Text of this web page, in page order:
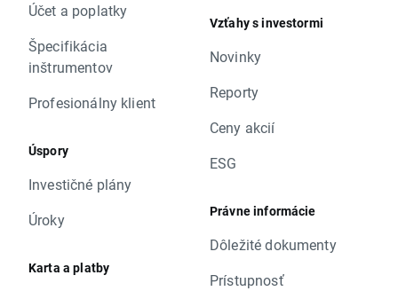
Účet a poplatky
Špecifikácia
inštrumentov
Profesionálny klient
Úspory
Investičné plány
Úroky
Karta a platby
Vzťahy s investormi
Novinky
Reporty
Ceny akcií
ESG
Právne informácie
Dôležité dokumenty
Prístupnosť